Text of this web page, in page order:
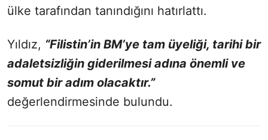
ülke tarafından tanındığını hatırlattı.
Yıldız, “Filistin’in BM’ye tam üyeliği, tarihi bir
adaletsizliğin giderilmesi adına önemli ve
somut bir adım olacaktır.”
değerlendirmesinde bulundu.